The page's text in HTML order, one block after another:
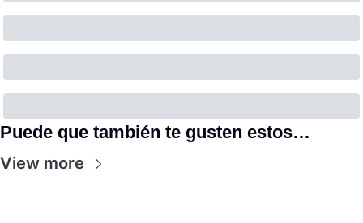
Puede que también te gusten estos…
View more